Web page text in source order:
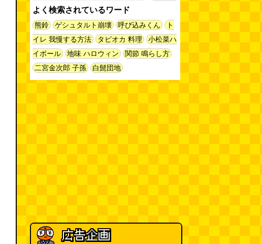
よく検索されているワード
熊鈴 ゲシュタルト崩壊 呼び込みくん
ト
イレ 我慢する方法
タピオカ 料理
小松菜ハ
イボール
地味 ハロウィン
関節 鳴らし方
二宮金次郎 子孫
白髭団地